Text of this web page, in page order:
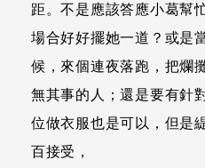
距。不是應該答應小葛幫
場合好好擺她一道？或是
候，來個連夜落跑，把爛
無其事的人；還是要有針
位做衣服也是可以，但是
百接受，